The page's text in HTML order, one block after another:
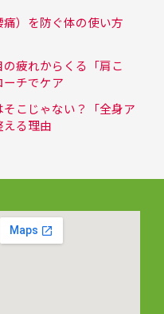
痛）を防ぐ体の使い方
疲れからくる「肩こ
チでケア
そこじゃない？「全身ア
る理由